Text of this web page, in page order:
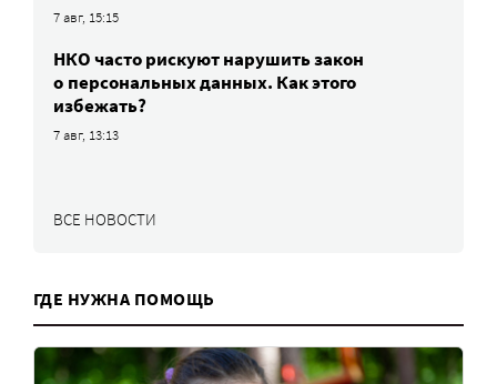
7 авг, 15:15
НКО часто рискуют нарушить закон
о персональных данных. Как этого
избежать?
7 авг, 13:13
ВСЕ НОВОСТИ
ГДЕ НУЖНА ПОМОЩЬ